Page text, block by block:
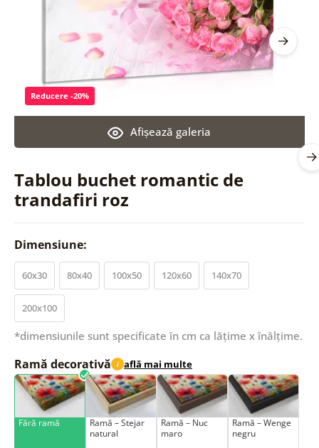
Tablou buchet romantic de
trandafiri roz
Afişează galeria
Reducere -20%
Dimensiune:
60x30 80x40 100x50 120x60 140x70
200x100
*dimensiunile sunt specificate în cm ca lățime x înălțime.
Ramă decorativă i află mai multe
Fără ramă
Ramă – Stejar
natural
Ramă – Nuc
maro
Ramă – Wenge
negru